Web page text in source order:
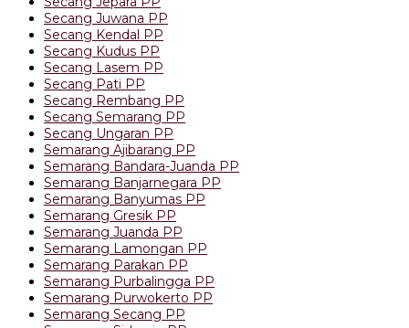
Secang Juwana PP
Secang Kendal PP
Secang Kudus PP
Secang Lasem PP
Secang Pati PP
Secang Rembang PP
Secang Semarang PP
Secang Ungaran PP
Semarang Ajibarang PP
Semarang Bandara-Juanda PP
Semarang Banjarnegara PP
Semarang Banyumas PP
Semarang Gresik PP
Semarang Juanda PP
Semarang Lamongan PP
Semarang Parakan PP
Semarang Purbalingga PP
Semarang Purwokerto PP
Semarang Secang PP